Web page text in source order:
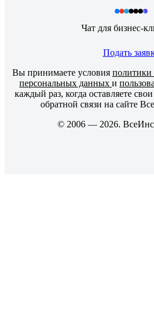
Чат для бизнес-
Подать
Вы принимаете условия политики
персональных данных и
каждый раз, когда оставляете
обратной связи на сайте
© 2006 — 2026.